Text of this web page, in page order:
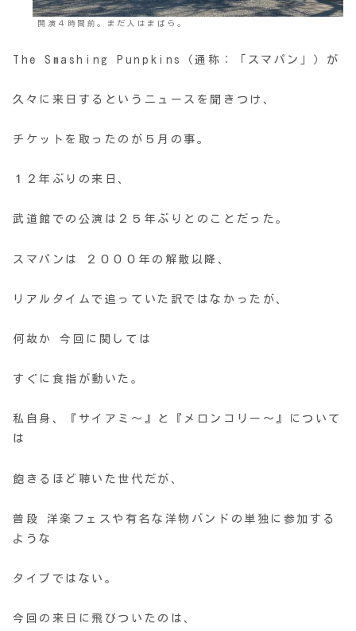
開演４時間前。まだ人はまばら。
The Smashing Punpkins（通称：「スマパン」）が
久々に来日するというニュースを聞きつけ、
チケットを取ったのが５月の事。
１２年ぶりの来日、
武道館での公演は２５年ぶりとのことだった。
スマパンは ２０００年の解散以降、
リアルタイムで追っていた訳ではなかったが、
何故か 今回に関しては
すぐに食指が動いた。
私自身、『サイアミ～』と『メロンコリー～』について
は
飽きるほど聴いた世代だが、
普段 洋楽フェスや有名な洋物バンドの単独に参加する
ような
タイプではない。
今回の来日に飛びついたのは、